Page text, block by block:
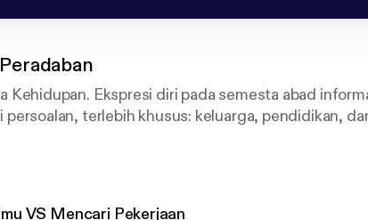
Kehidupan. Ekspresi diri pada semesta abad
persoalan, terlebih khusus: keluarga, pendidikan,
VS Mencari Pekerjaan